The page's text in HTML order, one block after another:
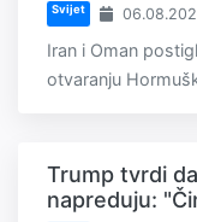
Svijet
Iran i Oman
otvaranju
Trump tvrdi
napreduju: